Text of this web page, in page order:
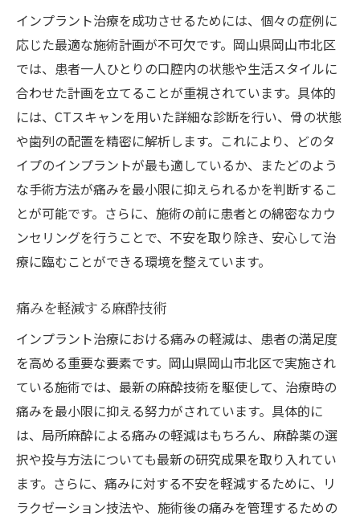
インプラント治療を成功させるためには、個々の症例に
応じた最適な施術計画が不可欠です。岡山県岡山市北区
では、患者一人ひとりの口腔内の状態や生活スタイルに
合わせた計画を立てることが重視されています。具体的
には、CTスキャンを用いた詳細な診断を行い、骨の状態
や歯列の配置を精密に解析します。これにより、どのタ
イプのインプラントが最も適しているか、またどのよう
な手術方法が痛みを最小限に抑えられるかを判断するこ
とが可能です。さらに、施術の前に患者との綿密なカウ
ンセリングを行うことで、不安を取り除き、安心して治
療に臨むことができる環境を整えています。
痛みを軽減する麻酔技術
インプラント治療における痛みの軽減は、患者の満足度
を高める重要な要素です。岡山県岡山市北区で実施され
ている施術では、最新の麻酔技術を駆使して、治療時の
痛みを最小限に抑える努力がされています。具体的に
は、局所麻酔による痛みの軽減はもちろん、麻酔薬の選
択や投与方法についても最新の研究成果を取り入れてい
ます。さらに、痛みに対する不安を軽減するために、リ
ラクゼーション技法や、施術後の痛みを管理するための